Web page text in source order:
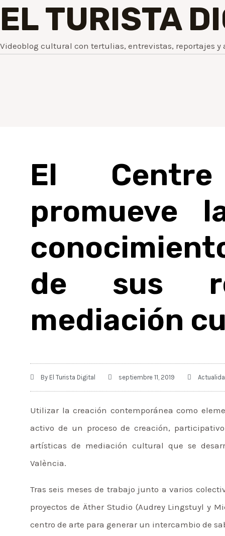
EL TURISTA
Videoblog cultural con tertulias, entrevistas, reportajes y
El
promueve
de sus
mediación
By El Turista Digital septiembre 11, 2019
Utilizar la creación contemporánea como
activo de un proceso de creación,
artísticas de mediación cultural que se
València.
Tras seis meses de trabajo junto a varios
proyectos de Äther Studio (Audrey Lingstuyl y
centro de arte para generar un intercambio de